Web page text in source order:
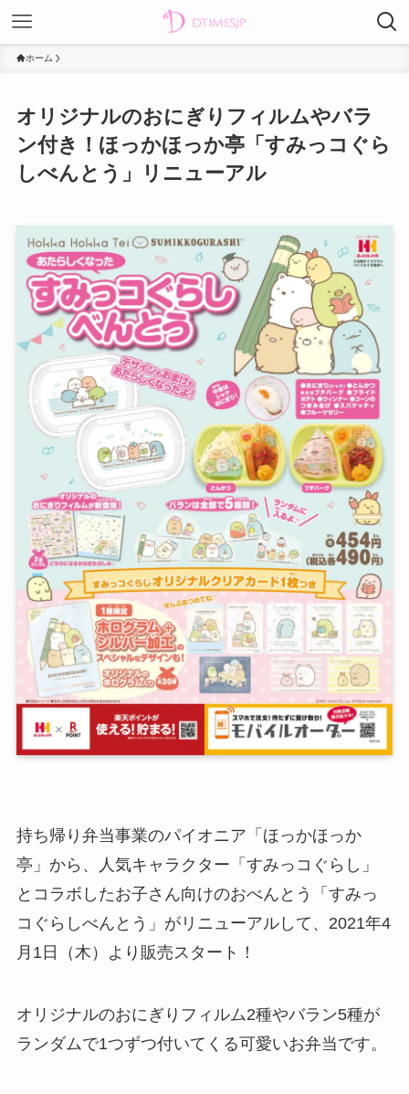
ホーム
オリジナルのおにぎりフィルムやバラ
ン付き！ほっかほっか亭「すみっコぐら
しべんとう」リニューアル
持ち帰り弁当事業のパイオニア「ほっかほっか
亭」から、人気キャラクター「すみっコぐらし」
とコラボしたお子さん向けのおべんとう「すみっ
コぐらしべんとう」がリニューアルして、2021年4
月1日（木）より販売スタート！
オリジナルのおにぎりフィルム2種やバラン5種が
ランダムで1つずつ付いてくる可愛いお弁当です。